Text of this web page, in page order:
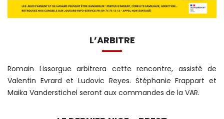
L’ARBITRE
Romain Lissorgue arbitrera cette rencontre, assisté de
Valentin Evrard et Ludovic Reyes. Stéphanie Frappart et
Maika Vanderstichel seront aux commandes de la VAR.